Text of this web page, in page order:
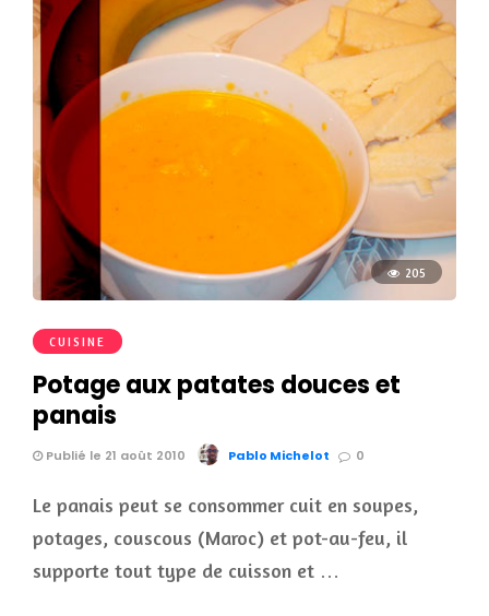
205
CUISINE
Potage aux patates douces et
panais
Publié le 21 août 2010 Pablo Michelot 0
Le panais peut se consommer cuit en soupes,
potages, couscous (Maroc) et pot-au-feu, il
supporte tout type de cuisson et …